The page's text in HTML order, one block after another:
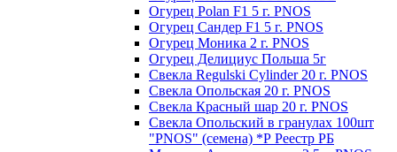
Огурец Polan F1 5 г. PNOS
Огурец Сандер F1 5 г. PNOS
Огурец Моника 2 г. PNOS
Огурец Делициус Польша 5г
Свекла Regulski Cylinder 20 г. PNOS
Свекла Опольская 20 г. PNOS
Свекла Красный шар 20 г. PNOS
Свекла Опольский в гранулах 100шт
"PNOS" (семена) *Р Реестр РБ